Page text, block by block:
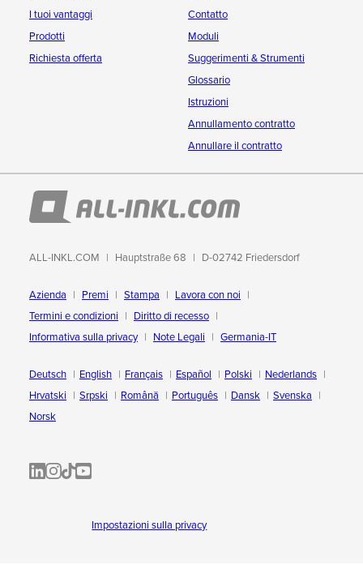
I tuoi vantaggi
Prodotti
Richiesta offerta
Contatto
Moduli
Suggerimenti & Strumenti
Glossario
Istruzioni
Annullamento contratto
Annullare il contratto
ALL-INKL.COM Hauptstraße 68 D-02742 Friedersdorf
Azienda Premi Stampa
Lavora con noi
Termini e condizioni
Diritto di recesso
Informativa sulla privacy
Note Legali Germania-IT
Deutsch English Français Español Polski
Nederlands
Hrvatski
Srpski Română Português Dansk
Svenska
Norsk
ALL-INKL.COM | LinkedIn
ALL-INKL.COM • Instagram photos and videos
ALL-INKL.COM | TikTok
ALLINKL.COM - YouTube
Impostazioni sulla privacy